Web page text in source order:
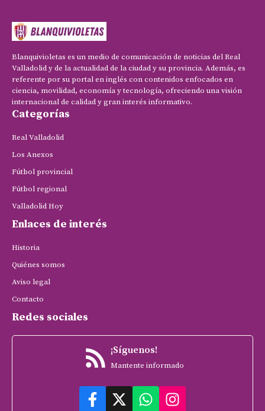
Blanquivioletas es un medio de comunicación de noticias del Real
Valladolid y de la actualidad de la ciudad y su provincia. Además, es
referente por su portal en inglés con contenidos enfocados en
ciencia, movilidad, economía y tecnología, ofreciendo una visión
internacional de calidad y gran interés informativo.
Categorías
Real Valladolid
Los Anexos
Fútbol provincial
Fútbol regional
Valladolid Hoy
Enlaces de interés
Historia
Quiénes somos
Aviso legal
Contacto
Redes sociales
¡Síguenos!
Mantente informado